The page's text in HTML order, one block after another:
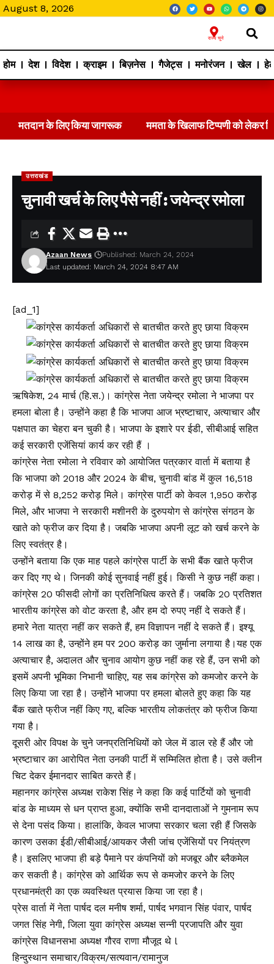
August 8, 2026
राज्य चुने
होम देश विदेश क्राइम बिज़नेस गैजेट्स मनोरंजन खेल
मतदान के लिए किया जागरूक ममता के खिलाफ टिप्पणी को लेकर
उत्तराखंड
चुनावी खर्च के लिए पैसे नहीं : जयेन्द्र रमोला
Last updated: March 24, 2024 8:47 AM
Azaan News Published: March 24, 2024
[ad_1]
ऋषिकेश, 24 मार्च (हि.स.)। कांग्रेस नेता जयेन्द्र रमोला ने भाजपा पर
हमला बोला है। उन्होंने कहा है कि भाजपा आज भ्रष्टाचार, अत्याचार और
पक्षपात का चेहरा बन चुकी है। भाजपा के इशारे पर ईडी, सीबीआई सहित
कई सरकारी एजेंसियां कार्य कर रही हैं ।
कांग्रेस नेता रमोला ने रविवार को आयोजित पत्रकार वार्ता में बताया है
कि भाजपा को 2018 और 2024 के बीच, चुनावी बांड में कुल ₹16,518
करोड़ में से ₹8,252 करोड़ मिले। कांग्रेस पार्टी को केवल ₹1,950 करोड़
मिले, और भाजपा ने सरकारी मशीनरी के दुरुपयोग से कांग्रेस संगठन के
खाते को फ्रीज कर दिया है। जबकि भाजपा अपनी लूट को खर्च करने के
लिए स्वतंत्र है।
उन्होंने बताया कि एक माह पहले कांग्रेस पार्टी के सभी बैंक खाते फ्रीज
कर दिए गए थे। जिनकी कोई सुनवाई नहीं हुई। किसी ने कुछ नहीं कहा।
कांग्रेस 20 फीसदी लोगों का प्रतिनिधित्व करते हैं। जबकि 20 प्रतिशत
भारतीय कांग्रेस को वोट करता है, और हम दो रुपए नहीं दे सकते हैं।
हमारे नेता यात्रा नहीं कर सकते हैं, हम विज्ञापन नहीं दे सकते हैं। इश्यू
14 लाख का है, उन्होंने हम पर 200 करोड़ का जुर्माना लगाया है।यह एक
अत्याचार है, अदालत और चुनाव आयोग कुछ नहीं कह रहे हैं, उन सभी को
इसमें अपनी भूमिका निभानी चाहिए, यह सब कांग्रेस को कमजोर करने के
लिए किया जा रहा है। उन्होंने भाजपा पर हमला बोलते हुए कहा कि यह
बैंक खाते फ्रीज नहीं किए गए, बल्कि भारतीय लोकतंत्र को फ्रीज किया
गया है।
दूसरी ओर विपक्ष के चुने जनप्रतिनिधियों को जेल में डाल रहे हैं और जो
भ्रष्टाचार का आरोपित नेता उनकी पार्टी में सम्मिलित होता है। उसे क्लीन
चिट देकर ईमानदार साबित करते हैं।
महानगर कांग्रेस अध्यक्ष राकेश सिंह ने कहा कि कई पार्टियों को चुनावी
बांड के माध्यम से धन प्राप्त हुआ, क्योंकि सभी दानदाताओं ने गुमनाम रूप
से देना पसंद किया। हालांकि, केवल भाजपा सरकार चला रही हैं जिसके
कारण उसका ईडी/सीबीआई/आयकर जैसी जांच एजेंसियों पर नियंत्रण
है। इसलिए भाजपा ही बड़े पैमाने पर कंपनियों को मजबूर और ब्लैकमेल
कर सकती है। कांग्रेस को आर्थिक रूप से कमजोर करने के लिए
प्रधानमंत्री का एक व्यवस्थित प्रयास किया जा रहा है।
प्रेस वार्ता में नेता पार्षद दल मनीष शर्मा, पार्षद भगवान सिंह पंवार, पार्षद
जगत सिंह नेगी, जिला युवा कांग्रेस अध्यक्ष सन्नी प्रजापति और युवा
कांग्रेस विधानसभा अध्यक्ष गौरव राणा मौजूद थे l
हिन्दुस्थान समाचार/विक्रम/सत्यवान/रामानुज